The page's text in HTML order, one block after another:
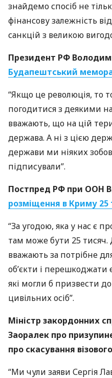
знайдемо спосіб не
фінансову залежність від
санкцій з великою
Президент РФ
Будапештський
“Якщо це революція, то
погодитися з деякими
вважають, що на цій
держава. А ні з цією
держави ми ніяких
підписували”.
Постпред РФ при ООН
розміщення в Криму 25
“За угодою, яка у нас є
там може бути 25 тисяч.
вважають за потрібне
об’єкти і перешкоджати
які могли б призвести
цивільних осіб”.
Міністр закордонних
Заоралек про
про скасування
“Ми чули заяви Сергія